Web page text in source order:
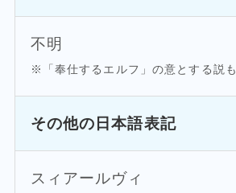
不明
※「奉仕するエルフ」の意とする説も
その他の日本語表記
スィアールヴィ